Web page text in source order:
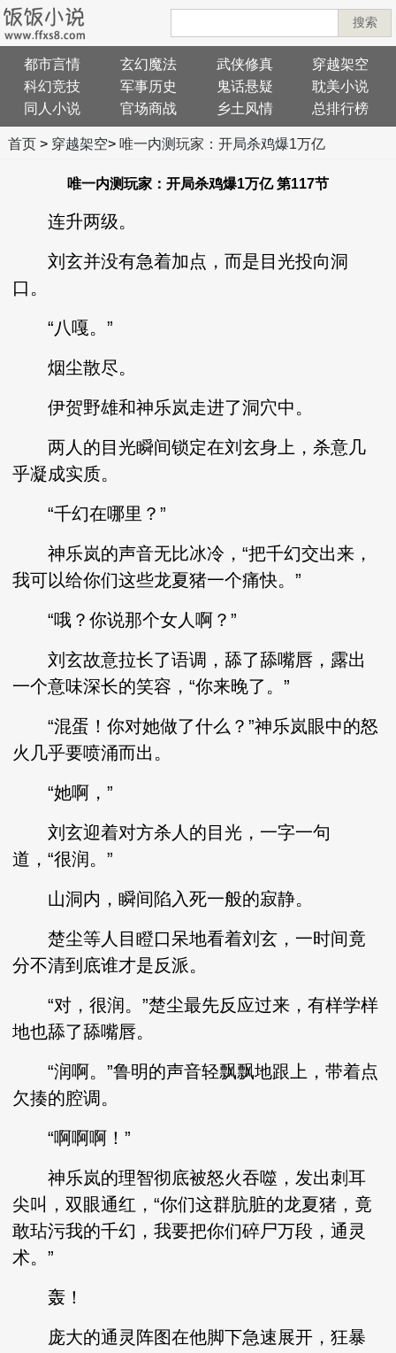
搜索
都市言情 玄幻魔法 武侠修真
穿越架空
科幻竞技
军事历史 鬼话悬疑
耽美小说
同人小说
官场商战 乡土风情 总排行榜
首页> 穿越架空> 唯一内测玩家：开局杀鸡爆1万亿
唯一内测玩家：开局杀鸡爆1万亿 第117节
连升两级。
刘玄并没有急着加点，而是目光投向洞
口。
“八嘎。”
烟尘散尽。
伊贺野雄和神乐岚走进了洞穴中。
两人的目光瞬间锁定在刘玄身上，杀意几
乎凝成实质。
“千幻在哪里？”
神乐岚的声音无比冰冷，“把千幻交出来，
我可以给你们这些龙夏猪一个痛快。”
“哦？你说那个女人啊？”
刘玄故意拉长了语调，舔了舔嘴唇，露出
一个意味深长的笑容，“你来晚了。”
“混蛋！你对她做了什么？”神乐岚眼中的怒
火几乎要喷涌而出。
“她啊，”
刘玄迎着对方杀人的目光，一字一句
道，“很润。”
山洞内，瞬间陷入死一般的寂静。
楚尘等人目瞪口呆地看着刘玄，一时间竟
分不清到底谁才是反派。
“对，很润。”楚尘最先反应过来，有样学样
地也舔了舔嘴唇。
“润啊。”鲁明的声音轻飘飘地跟上，带着点
欠揍的腔调。
“啊啊啊！”
神乐岚的理智彻底被怒火吞噬，发出刺耳
尖叫，双眼通红，“你们这群肮脏的龙夏猪，竟
敢玷污我的千幻，我要把你们碎尸万段，通灵
术。”
轰！
庞大的通灵阵图在他脚下急速展开，狂暴